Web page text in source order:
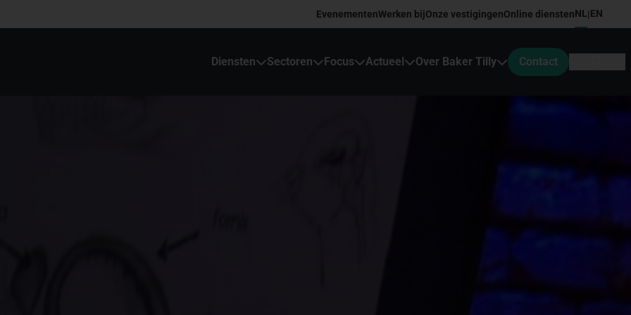
EvenementenWerken bijOnze vestigingenOnline dienstenNL|EN
Diensten Sectoren Focus Actueel Over Baker Tilly Contact